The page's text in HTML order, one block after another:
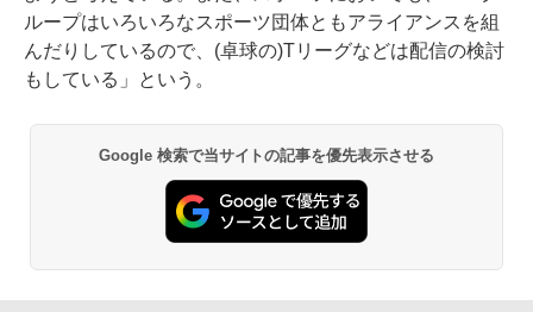
ループはいろいろなスポーツ団体ともアライアンスを組
んだりしているので、(卓球の)Tリーグなどは配信の検討
もしている」という。
Google 検索で当サイトの記事を優先表示させる